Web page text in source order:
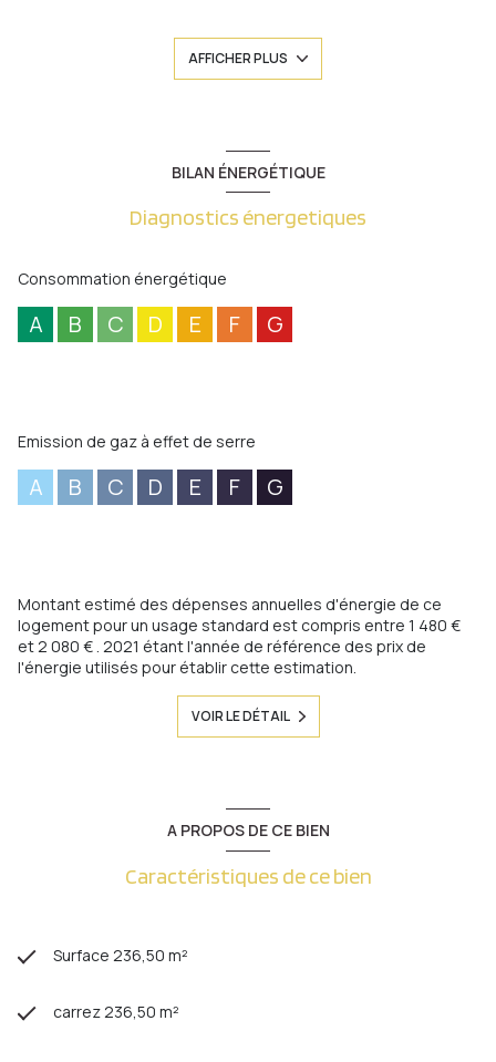
chambres dont une avec sa salle de douche privative, une
salle de bains complète avec wc, au niveau inférieur, une
une belle piscine chauffée. Le tout en parfait état! A Découvrir
AFFICHER PLUS
BILAN ÉNERGÉTIQUE
Diagnostics énergetiques
Consommation énergétique
A B C D E F G
Emission de gaz à effet de serre
A B C D E F G
Montant estimé des dépenses annuelles d'énergie de ce
logement pour un usage standard est compris entre 1 480 €
et 2 080 € . 2021 étant l'année de référence des prix de
l'énergie utilisés pour établir cette estimation.
VOIR LE DÉTAIL
A PROPOS DE CE BIEN
Caractéristiques de ce bien
Surface 236,50 m²
carrez 236,50 m²